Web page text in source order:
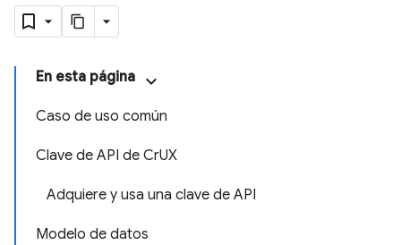
En esta página
Caso de uso común
Clave de API de CrUX
Adquiere y usa una clave de API
Modelo de datos